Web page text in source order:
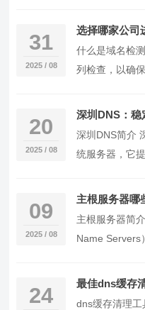
31
2025 / 08
选择哪家公司
什么是域名检
列检查，以确
解析…
20
2025 / 08
深圳DNS：稳
深圳DNS简介
统服务器，它
09
2025 / 08
主根服务器哪
主根服务器简
Name Servers
24 最佳dns缓存
dns缓存清理